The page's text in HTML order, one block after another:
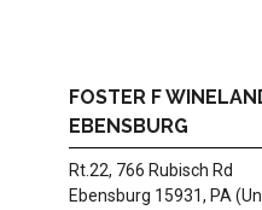
FOSTER F
EBENSBURG
Rt.22, 766 Rubisch Rd
Ebensburg 15931, PA